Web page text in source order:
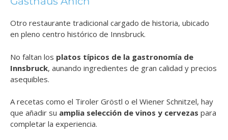
Otro restaurante tradicional cargado de historia, ubicado
en pleno centro histórico de Innsbruck.
No faltan los platos típicos de la gastronomía de
Innsbruck, aunando ingredientes de gran calidad y precios
asequibles.
A recetas como el Tiroler Gröstl o el Wiener Schnitzel, hay
que añadir su amplia selección de vinos y cervezas para
completar la experiencia.